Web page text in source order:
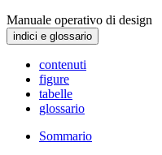
Manuale operativo di design
indici e glossario
contenuti
figure
tabelle
glossario
Sommario